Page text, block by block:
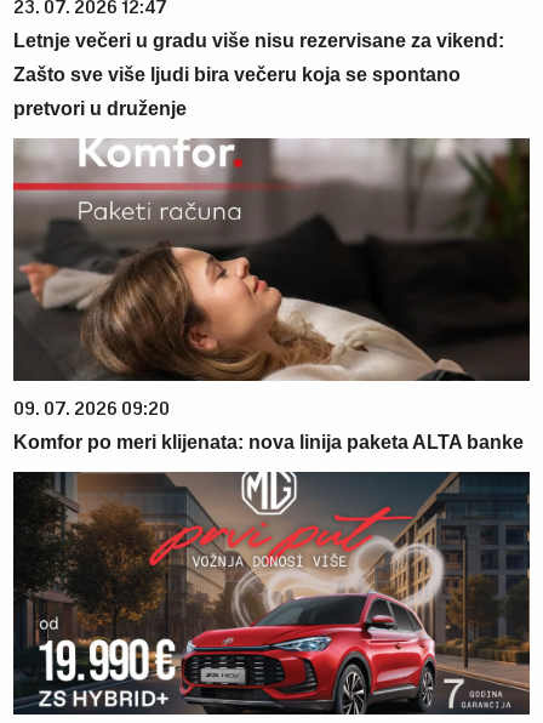
23. 07. 2026 12:47
Letnje večeri u gradu više nisu rezervisane za vikend:
Zašto sve više ljudi bira večeru koja se spontano
pretvori u druženje
09. 07. 2026 09:20
Komfor po meri klijenata: nova linija paketa ALTA banke